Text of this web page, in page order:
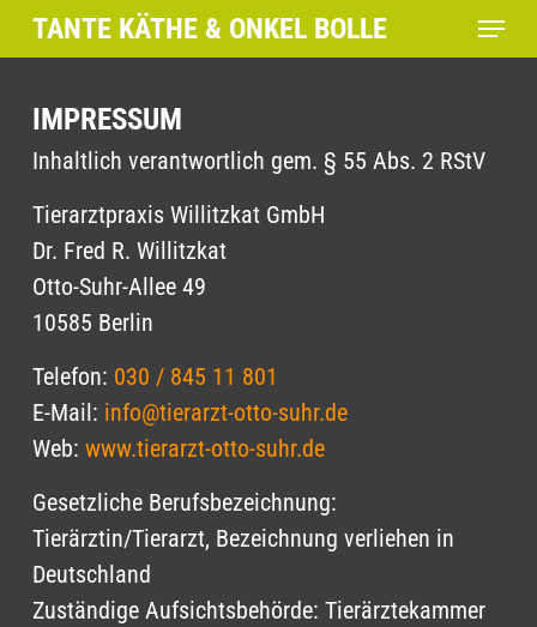
Skip
main
TANTE KÄTHE & ONKEL BOLLE Menu
IMPRESSUM
Inhaltlich verantwortlich gem. § 55 Abs. 2 RStV
Tierarztpraxis Willitzkat GmbH
Dr. Fred R. Willitzkat
Otto-Suhr-Allee 49
10585 Berlin
Telefon: 030 / 845 11 801
E-Mail: info@tierarzt-otto-suhr.de
Web: www.tierarzt-otto-suhr.de
Gesetzliche Berufsbezeichnung:
Tierärztin/Tierarzt, Bezeichnung verliehen in
Deutschland
Zuständige Aufsichtsbehörde: Tierärztekammer